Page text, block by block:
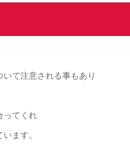
て注意される事もあり
ってくれ
ます。